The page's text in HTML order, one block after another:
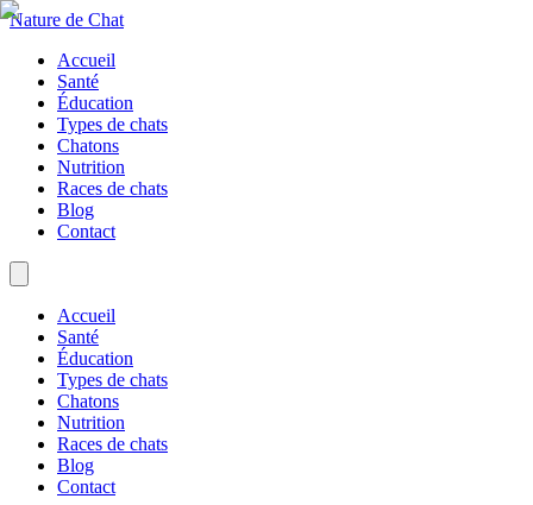
Nature de Chat
Accueil
Santé
Éducation
Types de chats
Chatons
Nutrition
Races de chats
Blog
Contact
Accueil
Santé
Éducation
Types de chats
Chatons
Nutrition
Races de chats
Blog
Contact